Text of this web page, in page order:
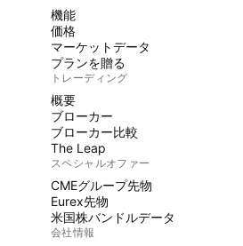
機能
価格
マーケットデータ
プランを贈る
トレーディング
概要
ブローカー
ブローカー比較
The Leap
スペシャルオファー
CMEグループ先物
Eurex先物
米国株バンドルデータ
会社情報